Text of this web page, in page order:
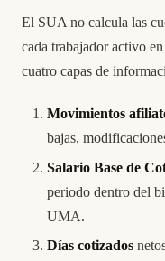
El SUA no calcula las
cada trabajador activo
cuatro capas de
Movimientos
bajas,
Salario Base de
periodo dentro del
UMA.
Días cotizados